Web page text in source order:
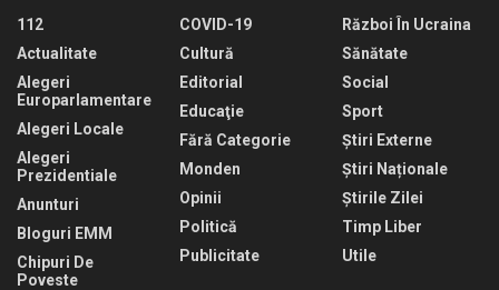
112
Actualitate
Alegeri
Europarlamentare
Alegeri Locale
Alegeri
Prezidentiale
Anunturi
Bloguri EMM
Chipuri De
Poveste
COVID-19
Cultură
Editorial
Educaţie
Fără Categorie
Monden
Opinii
Politică
Publicitate
Război În Ucraina
Sănătate
Social
Sport
Știri Externe
Știri Naționale
Știrile Zilei
Timp Liber
Utile